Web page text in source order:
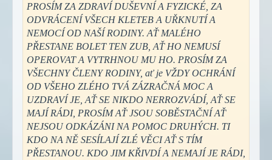
PROSÍM ZA ZDRAVÍ DUŠEVNÍ A FYZICKÉ, ZA
ODVRÁCENÍ VŠECH KLETEB A UŘKNUTÍ A
NEMOCÍ OD NAŠÍ RODINY. AŤ MALÉHO
PŘESTANE BOLET TEN ZUB, AŤ HO NEMUSÍ
OPEROVAT A VYTRHNOU MU HO. PROSÍM ZA
VŠECHNY ČLENY RODINY, ať je VŽDY OCHRÁNÍ
OD VŠEHO ZLÉHO TVÁ ZÁZRAČNÁ MOC A
UZDRAVÍ JE, AŤ SE NIKDO NERROZVÁDÍ, AŤ SE
MAJÍ RÁDI, PROSÍM AŤ JSOU SOBĚSTAČNÍ AŤ
NEJSOU ODKÁZÁNI NA POMOC DRUHÝCH. TI
KDO NA NĚ SESÍLAJÍ ZLÉ VĚCI AŤ S TÍM
PŘESTANOU. KDO JIM KŘIVDÍ A NEMAJÍ JE RÁDI,